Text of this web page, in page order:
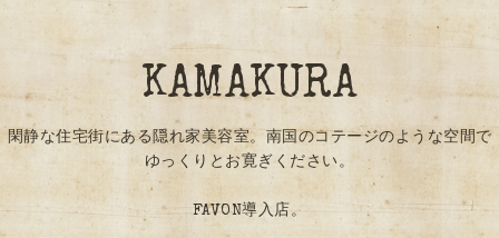
KAMAKURA
閑静な住宅街にある隠れ家美容室。南国のコテージのような空間で
ゆっくりとお寛ぎください。
FAVON導入店。